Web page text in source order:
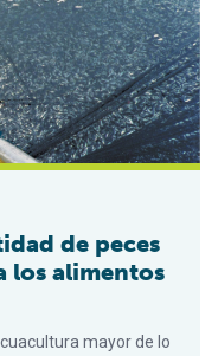
de peces
los alimentos
mayor de lo